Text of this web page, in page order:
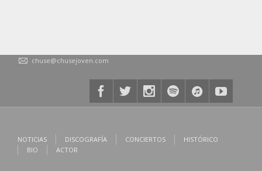
chuse@chusejoven.com
NOTICIAS DISCOGRAFÍA CONCIERTOS
HISTÓRICO
BIO
ACTOR